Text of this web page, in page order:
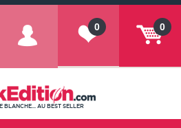
0
0
BLANCHE... AU BEST SELLER